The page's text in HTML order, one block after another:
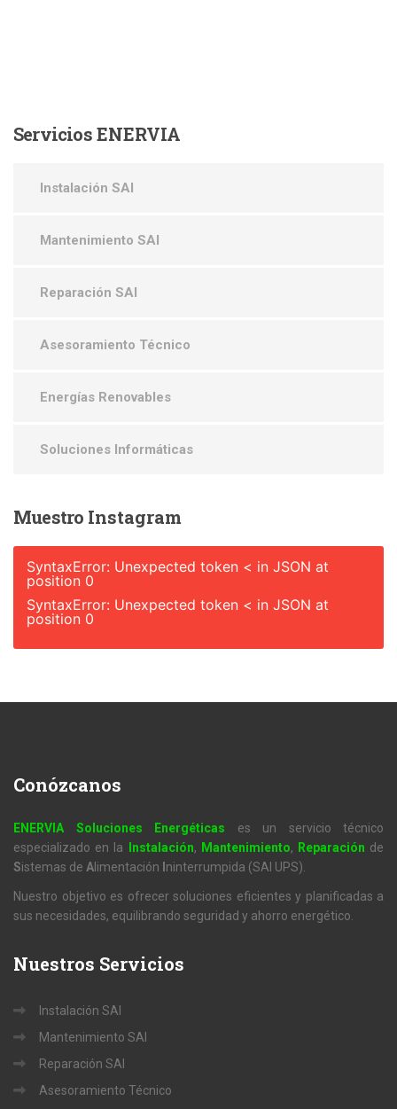
ServiciosENERVIA
Instalación SAI
Mantenimiento SAI
Reparación SAI
Asesoramiento Técnico
Energías Renovables
Soluciones Informáticas
Muestro Instagram
SyntaxError: Unexpected token < in JSON at
position 0
SyntaxError: Unexpected token < in JSON at
position 0
Conózcanos
ENERVIA Soluciones Energéticas es un servicio técnico
especializado en la
Instalación, Mantenimiento, Reparación de
Sistemas de A limentación ninterrumpida (SAI UPS).
Nuestro objetivo es ofrecer soluciones eficientes y planificadas a
sus necesidades, equilibrando seguridad y ahorro energético.
Nuestros Servicios
Instalación SAI
Mantenimiento SAI
Reparación SAI
Asesoramiento Técnico